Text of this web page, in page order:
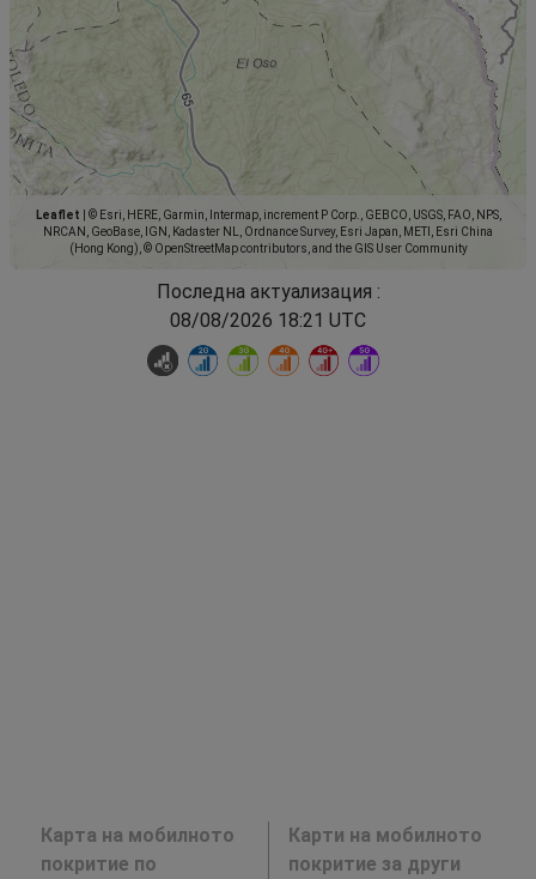
Leaflet
© Esri, HERE, Garmin, Intermap, increment P Corp., GEBCO, USGS, FAO, NPS,
NRCAN, GeoBase, IGN, Kadaster NL, Ordnance Survey, Esri Japan, METI, Esri China
(Hong Kong), © OpenStreetMap contributors, and the GIS User Community
Последна актуализация :
08/08/2026 18:21 UTC
Карта на мобилното
покритие по
Карти на мобилното
покритие за други